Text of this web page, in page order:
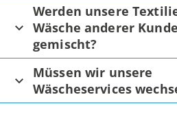
Werden unsere
Wäsche anderer
gemischt?
Müssen wir unsere
Wäscheservices